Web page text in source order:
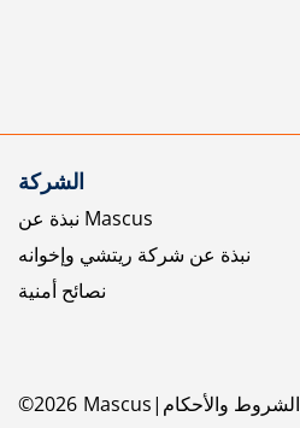
الشركة
نبذة عن Mascus
نبذة عن شركة ريتشي وإخوانه
نصائح أمنية
©2026 Mascus الشروط والأحكام